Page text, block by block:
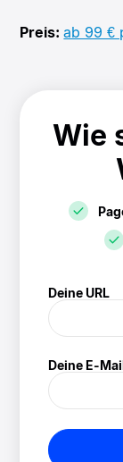
Preis:ab 99 €
Wie
(/speedtest)
Deine URL
Deine E-